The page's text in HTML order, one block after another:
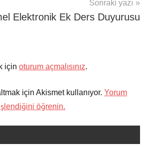
Sonraki yazı
Elektronik Ek Ders Duyurusu
için oturum açmalısınız.
için Akismet kullanıyor. Yorum
öğrenin.